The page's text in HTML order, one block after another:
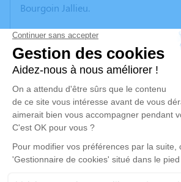
Bourgoin Jallieu.
Nous savons qu'il est de coutume
pour marquer notre tristesse et notre
vous connaissez tous
a fait preuve au sein de l'association
AUTISME.
Aussi, des urnes seront à disposition
cérémonie afin de récolter des dons